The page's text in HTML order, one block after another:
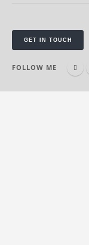
GET IN TOUCH
FOLLOW ME